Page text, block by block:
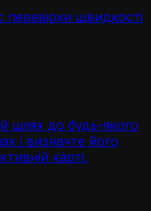
перевірки швидкості
шлях до будь-якого
і визначте його
карті.